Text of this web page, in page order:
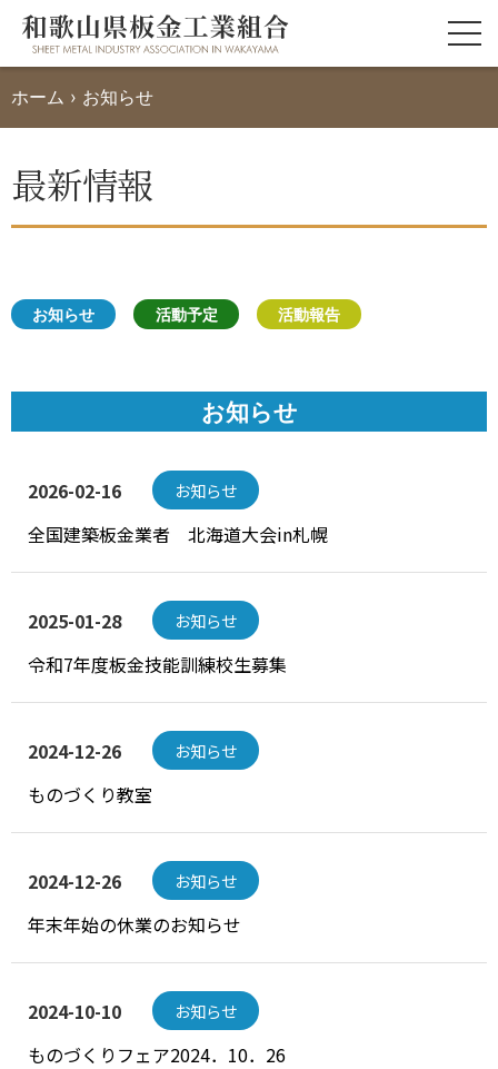
ホーム › お知らせ
最新情報
お知らせ 活動予定 活動報告
お知らせ
お知らせ
全国建築板金業者 北海道大会in札幌
2026-02-16
お知らせ
令和7年度板金技能訓練校生募集
2025-01-28
お知らせ
ものづくり教室
2024-12-26
お知らせ
年末年始の休業のお知らせ
2024-12-26
お知らせ
ものづくりフェア2024．10．26
2024-10-10